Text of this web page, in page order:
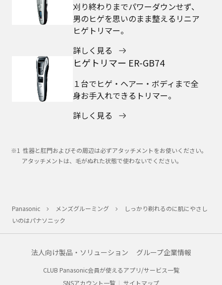
刈り終わりまでパワーダウンせず、
男のヒゲを思いのまま整えるリニア
ヒゲトリマー。
詳しく見る
ヒゲトリマー ER-GB74
１台でヒゲ・ヘアー・ボディまで全
身お手入れできるトリマー。
詳しく見る
性器と肛門およびその周辺は必ずアタッチメントをお使いください。
アタッチメントは、毛がぬれた状態で使わないでください。
Panasonic メンズグルーミング
しっかり剃れるのに肌にやさし
いのはパナソニック
法人向け製品・ソリューション グループ企業情報
CLUB Panasonic会員が使えるアプリ/サービス一覧
SNSアカウント一覧
サイトマップ